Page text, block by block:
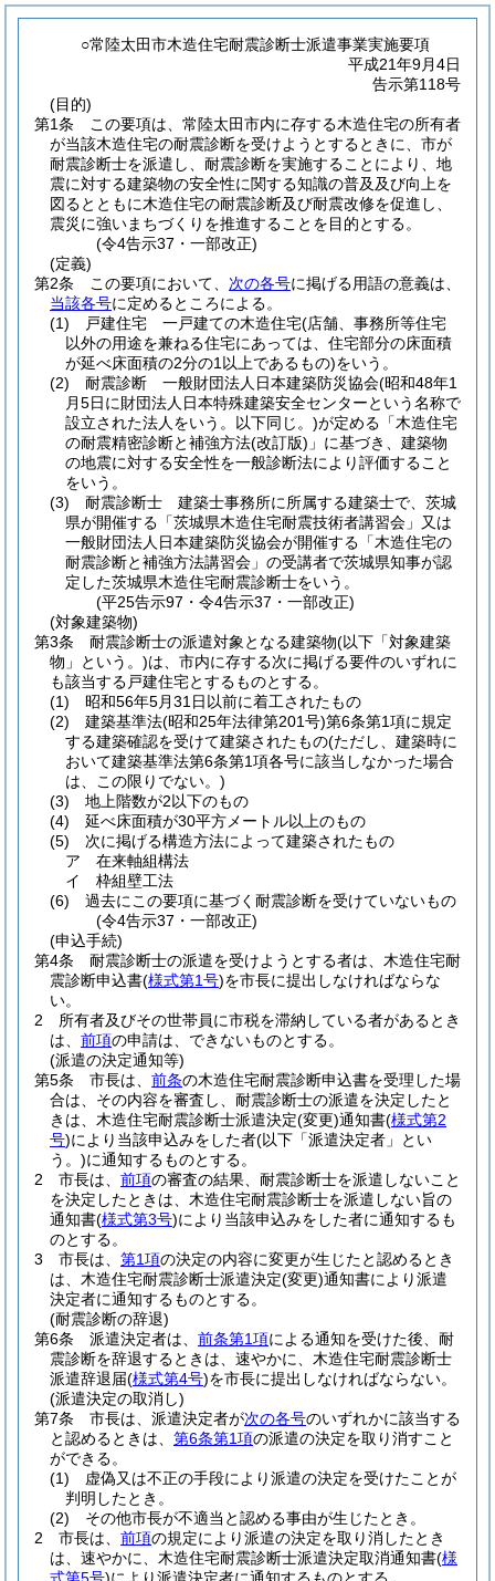
○常陸太田市木造住宅耐震診断士派遣事業実施要項
平成21年9月4日
告示第118号
(目的)
第1条
この要項は、常陸太田市内に存する木造住宅の所有者
が当該木造住宅の耐震診断を受けようとするときに、市が
耐震診断士を派遣し、耐震診断を実施することにより、地
震に対する建築物の安全性に関する知識の普及及び向上を
図るとともに木造住宅の耐震診断及び耐震改修を促進し、
震災に強いまちづくりを推進することを目的とする。
(令4告示37・一部改正)
(定義)
第2条
この要項において、 次の各号に掲げる用語の意義は、
当該各号に定めるところによる。
(1)
戸建住宅 一戸建ての木造住宅(店舗、事務所等住宅
以外の用途を兼ねる住宅にあっては、住宅部分の床面積
が延べ床面積の2分の1以上であるもの)をいう。
(2)
耐震診断 一般財団法人日本建築防災協会(昭和48年1
月5日に財団法人日本特殊建築安全センターという名称で
設立された法人をいう。以下同じ。)が定める「木造住宅
の耐震精密診断と補強方法(改訂版) 」に基づき、建築物
の地震に対する安全性を一般診断法により評価すること
をいう。
(3)
耐震診断士 建築士事務所に所属する建築士で、茨城
県が開催する「茨城県木造住宅耐震技術者講習会」又は
一般財団法人日本建築防災協会が開催する「木造住宅の
耐震診断と補強方法講習会」の受講者で茨城県知事が認
定した茨城県木造住宅耐震診断士をいう。
(平25告示97・令4告示37・一部改正)
(対象建築物)
第3条
耐震診断士の派遣対象となる建築物(以下「対象建築
物」という。)は、市内に存する次に掲げる要件のいずれに
も該当する戸建住宅とするものとする。
(1)
昭和56年5月31日以前に着工されたもの
(2)
建築基準法(昭和25年法律第201号)第6条第1項に規定
する建築確認を受けて建築されたもの(ただし、建築時に
おいて建築基準法第6条第1項各号に該当しなかった場合
は、この限りでない。)
(3)
地上階数が2以下のもの
(4)
延べ床面積が30平方メートル以上のもの
(5)
次に掲げる構造方法によって建築されたもの
ア
在来軸組構法
イ
枠組壁工法
(6)
過去にこの要項に基づく耐震診断を受けていないもの
(令4告示37・一部改正)
(申込手続)
第4条
耐震診断士の派遣を受けようとする者は、木造住宅耐
震診断申込書(様式第1号)を市長に提出しなければならな
い。
2
所有者及びその世帯員に市税を滞納している者があるとき
は、 前項の申請は、できないものとする。
(派遣の決定通知等)
第5条
市長は、 前条の木造住宅耐震診断申込書を受理した場
合は、その内容を審査し、耐震診断士の派遣を決定したと
きは、木造住宅耐震診断士派遣決定(変更)通知書(様式第2
号)により当該申込みをした者(以下「派遣決定者」とい
う。)に通知するものとする。
2
市長は、 前項の審査の結果、耐震診断士を派遣しないこと
を決定したときは、木造住宅耐震診断士を派遣しない旨の
通知書(様式第3号)により当該申込みをした者に通知するも
のとする。
3
市長は、 第1項の決定の内容に変更が生じたと認めるとき
は、木造住宅耐震診断士派遣決定(変更)通知書により派遣
決定者に通知するものとする。
(耐震診断の辞退)
第6条
派遣決定者は、 前条第1項による通知を受けた後、耐
震診断を辞退するときは、速やかに、木造住宅耐震診断士
派遣辞退届(様式第4号)を市長に提出しなければならない。
(派遣決定の取消し)
第7条
市長は、派遣決定者が次の各号のいずれかに該当する
と認めるときは、 第6条第1項の派遣の決定を取り消すこと
ができる。
(1)
虚偽又は不正の手段により派遣の決定を受けたことが
判明したとき。
(2)
その他市長が不適当と認める事由が生じたとき。
2
市長は、 前項の規定により派遣の決定を取り消したとき
は、速やかに、木造住宅耐震診断士派遣決定取消通知書(様